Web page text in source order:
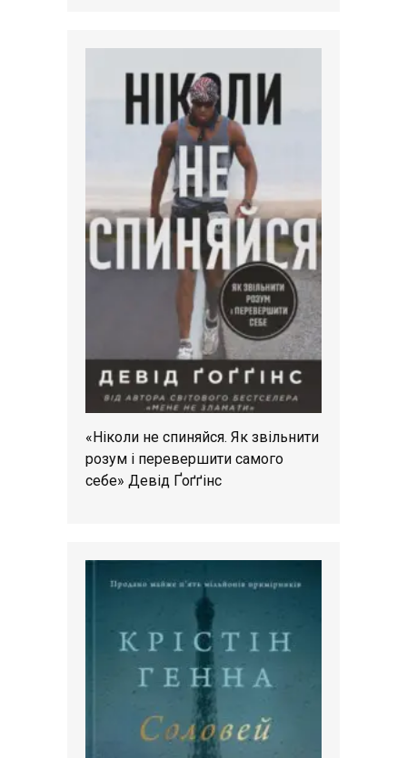
«Ніколи не спиняйся. Як звільнити
розум і перевершити самого
себе» Девід Ґоґґінс